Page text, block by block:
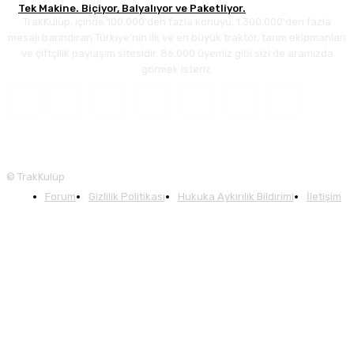
Tek Makine. Biçiyor, Balyalıyor ve Paketliyor.
© TrakKulüp
Forum
Gizlilik Politikası Hukuka Aykırılık Bildirimi İletişim